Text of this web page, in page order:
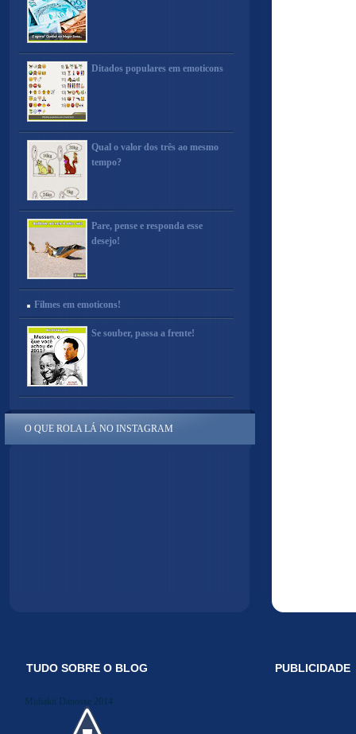
Ditados populares em emoticons
Qual o valor dos três ao mesmo
tempo?
Pare, pense e responda esse
desejo!
Filmes em emoticons!
Se souber, passa a frente!
O QUE ROLA LÁ NO INSTAGRAM
TUDO SOBRE O BLOG
Midiakit Danosse 2014
PUBLICIDADE